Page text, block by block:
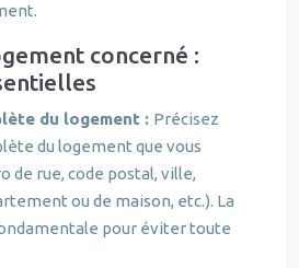
concerné :
du logement : Précisez
du logement que vous
de rue, code postal, ville,
ou de maison, etc.). La
pour éviter toute